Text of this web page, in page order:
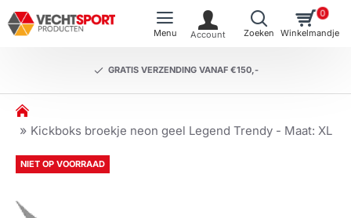
GRATIS VERZENDING VANAF €150,-
0
h
o
e
Kickboks broekje neon geel Legend Trendy - Maat: XL
NIET OP VOORRAAD